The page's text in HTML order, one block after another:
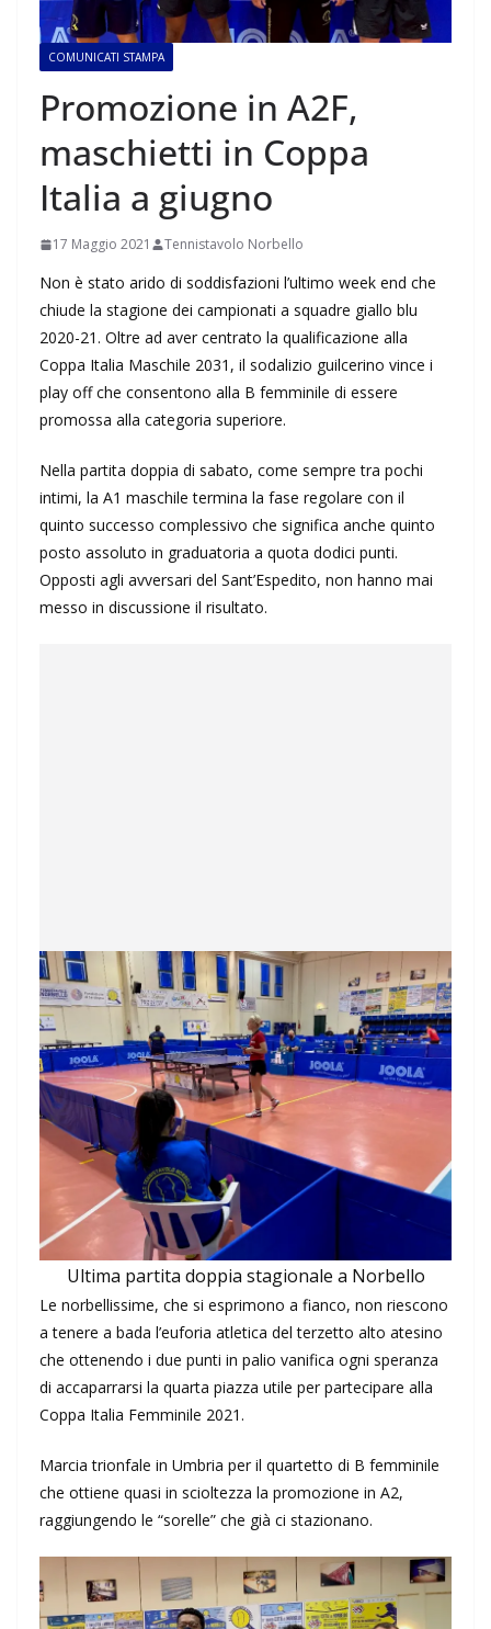
COMUNICATI STAMPA
Promozione in A2F,
maschietti in Coppa
Italia a giugno
17 Maggio 2021 Tennistavolo Norbello
Non è stato arido di soddisfazioni l’ultimo week end che
chiude la stagione dei campionati a squadre giallo blu
2020-21. Oltre ad aver centrato la qualificazione alla
Coppa Italia Maschile 2031, il sodalizio guilcerino vince i
play off che consentono alla B femminile di essere
promossa alla categoria superiore.
Nella partita doppia di sabato, come sempre tra pochi
intimi, la A1 maschile termina la fase regolare con il
quinto successo complessivo che significa anche quinto
posto assoluto in graduatoria a quota dodici punti.
Opposti agli avversari del Sant’Espedito, non hanno mai
messo in discussione il risultato.
Ultima partita doppia stagionale a Norbello
Le norbellissime, che si esprimono a fianco, non riescono
a tenere a bada l’euforia atletica del terzetto alto atesino
che ottenendo i due punti in palio vanifica ogni speranza
di accaparrarsi la quarta piazza utile per partecipare alla
Coppa Italia Femminile 2021.
Marcia trionfale in Umbria per il quartetto di B femminile
che ottiene quasi in scioltezza la promozione in A2,
raggiungendo le “sorelle” che già ci stazionano.